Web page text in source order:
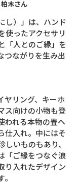
木さん
し）」は、ハンド
使ったアクセサリ
「人とのご縁」を
つながりを生み出
ヤリング、キーホ
ス向けの小物も登
われる本物の畳ヘ
仕入れ。中にはそ
いものもあり、
「ご縁をつなぐ浪
り入れたデザイン